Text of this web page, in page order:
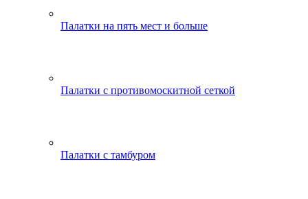
Палатки на пять мест и больше
Палатки с противомоскитной сеткой
Палатки с тамбуром